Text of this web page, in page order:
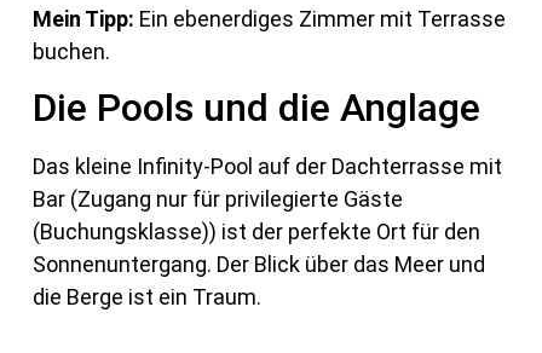
Mein Tipp: Ein ebenerdiges Zimmer mit Terrasse
buchen.
Die Pools und die Anglage
Das kleine Infinity-Pool auf der Dachterrasse mit
Bar (Zugang nur für privilegierte Gäste
(Buchungsklasse)) ist der perfekte Ort für den
Sonnenuntergang. Der Blick über das Meer und
die Berge ist ein Traum.